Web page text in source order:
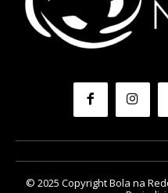
© 2025 Copyright Bola na